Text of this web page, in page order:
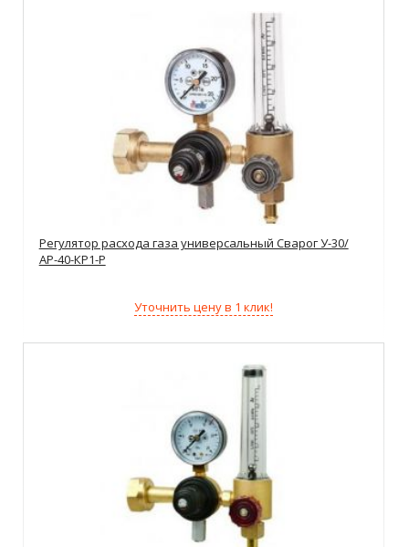
Регулятор расхода газа универсальный Сварог У-30/
АР-40-КР1-Р
Уточнить цену в 1 клик!